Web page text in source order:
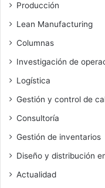
Producción
Lean Manufacturing
Columnas
Investigación de
Logística
Gestión y control de
Consultoría
Gestión de inventarios
Diseño y distribución
Actualidad